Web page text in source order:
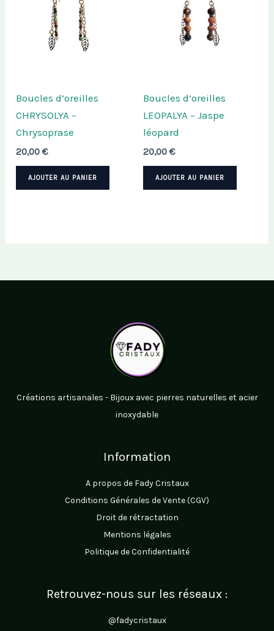
Boucles d’oreilles
CHRYSOLYA –
Chrysoprase
20,00€
AJOUTER AU PANIER
Boucles d’oreilles
LEOPALYA – Jaspe
léopard
20,00 €
AJOUTER AU PANIER
Créations artisanales - Bijoux avec pierres naturelles et acier
inoxydable
Information
A propos de Fady Cristaux
Conditions Générales de Vente (CGV)
Droit de rétractation
Mentions légales
Politique de Confidentialité
Retrouvez-nous sur les réseaux :
@fadycristaux